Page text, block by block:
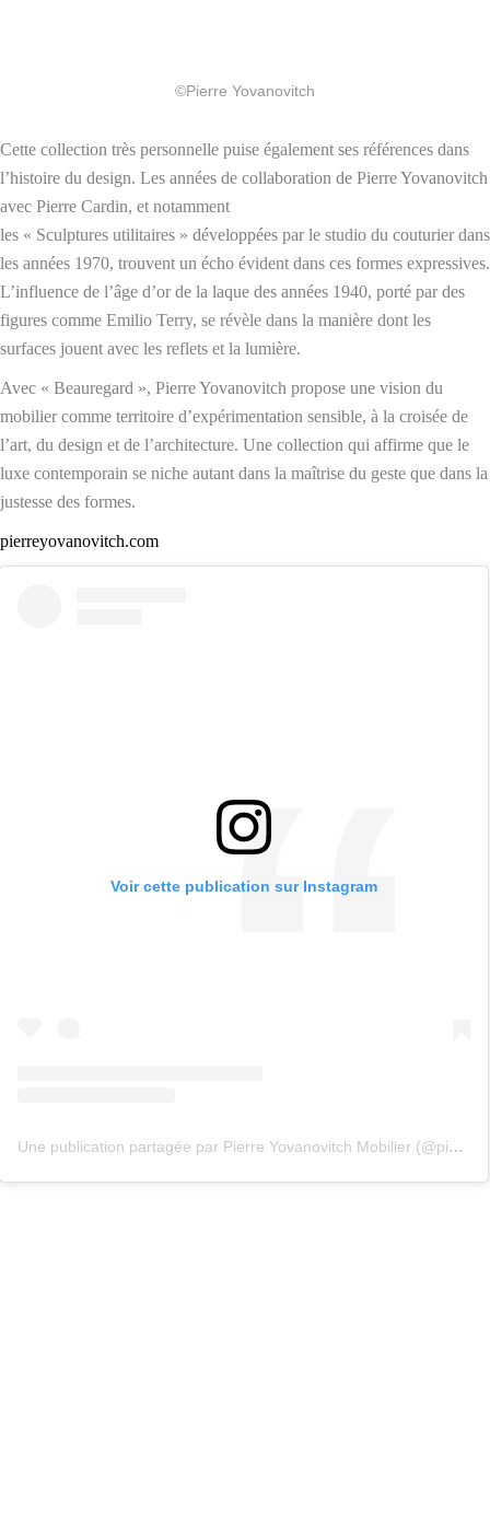
©Pierre Yovanovitch
Cette collection très personnelle puise également ses références dans
l’histoire du design. Les années de collaboration de Pierre Yovanovitch
avec Pierre Cardin, et notamment
les « Sculptures utilitaires » développées par le studio du couturier dans
les années 1970, trouvent un écho évident dans ces formes expressives.
L’influence de l’âge d’or de la laque des années 1940, porté par des
figures comme Emilio Terry, se révèle dans la manière dont les
surfaces jouent avec les reflets et la lumière.
Avec « Beauregard », Pierre Yovanovitch propose une vision du
mobilier comme territoire d’expérimentation sensible, à la croisée de
l’art, du design et de l’architecture. Une collection qui affirme que le
luxe contemporain se niche autant dans la maîtrise du geste que dans la
justesse des formes.
pierreyovanovitch.com
Voir cette publication sur Instagram
Une publication partagée par Pierre Yovanovitch Mobilier (@pierre.yovanovitch.mobilier)